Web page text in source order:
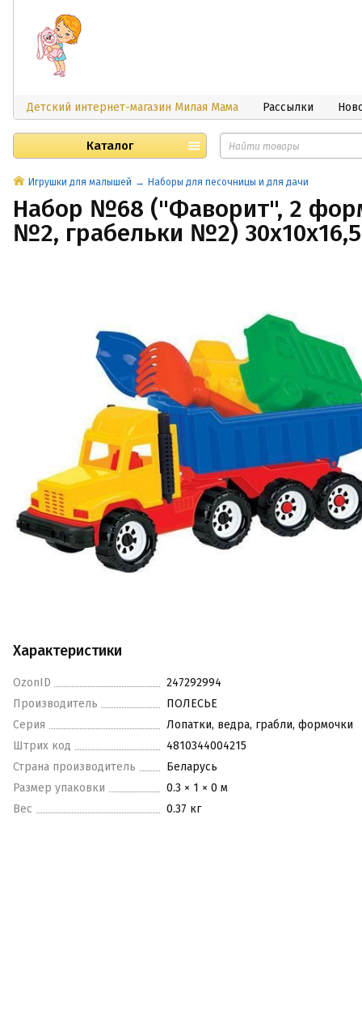
Детский интернет-магазин Милая Мама Рассылки
Каталог
Игрушки для малышей Наборы для песочницы и для дачи
Набор №68 ("Фаворит", 2
№2, грабельки №2)
Характеристики
OzonID
247292994
Производитель
ПОЛЕСЬЕ
Серия
Лопатки, ведра, грабли, формочки
Штрих код
4810344004215
Страна производитель
Беларусь
Размер упаковки
0.3 × 1 × 0 м
Вес
0.37 кг